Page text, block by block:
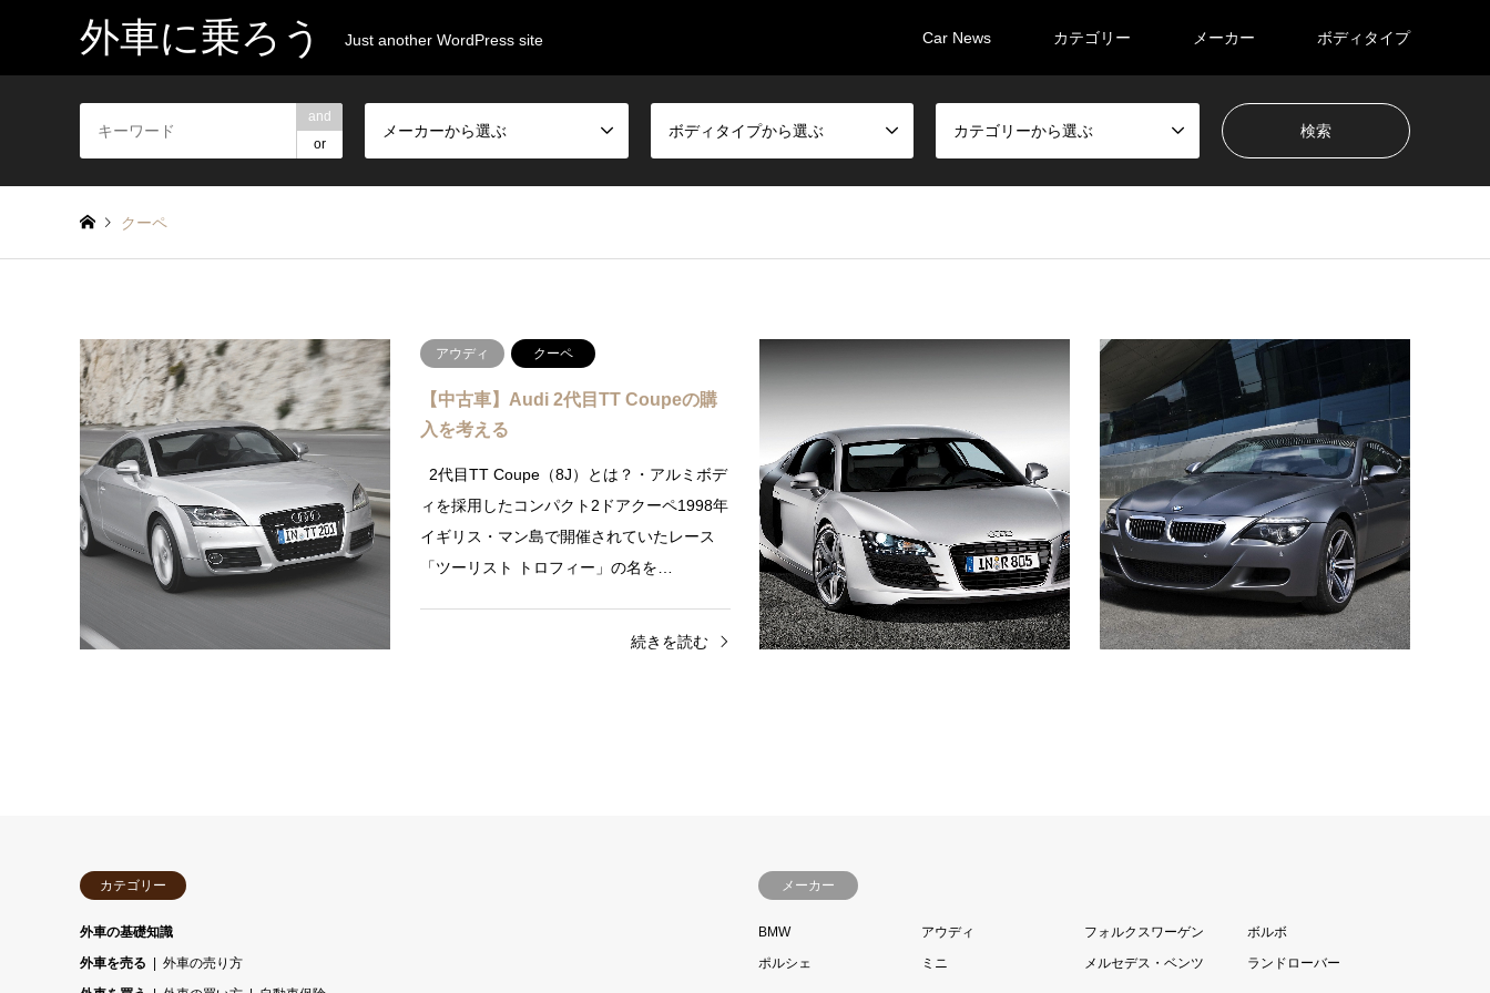
外車に乗ろう Just another WordPress site Car News カテゴリー メーカー ボディタイプ
and
or
メーカーから選ぶ ボディタイプから選ぶ カテゴリーから選ぶ
クーペ
アウディ クーペ
【中古車】Audi 2代目TT Coupeの購
入を考える
2代目TT Coupe（8J）とは？・アルミボデ
ィを採用したコンパクト2ドアクーペ1998年
イギリス・マン島で開催されていたレース
「ツーリスト トロフィー」の名を…
続きを読む
アウディ クーペ
【中古車】Audi R8 を買おう（2007〜
2012年式）
・Audi R8 4.2FSI (2007~2012年式)と
は？・Audi初のミッドシップスーパーカー
前次Audi R8 4.2FSIは4.2L V8FSI（筒内直接
噴射）エンジンをミッドシップに搭載…
続きを読む
カテゴリー
外車の基礎知識
外車を売る
外車の売り方
メーカー
BMW アウディ フォルクスワーゲン
ボルボ
ポルシェ
ミニ メルセデス・ベンツ ランドローバー